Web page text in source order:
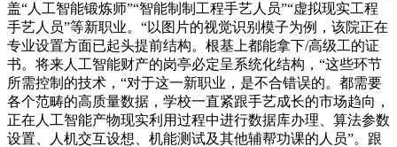
盖“人工智能锻炼师”“智能制制工程手艺人员”“虚拟现实工程
手艺人员”等新职业。“以图片的视觉识别模子为例，该院正在
专业设置方面已起头提前结构。根基上都能拿下/高级工的证
书。将来人工智能财产的岗亭必定呈系统化结构，“这些环节
所需控制的技术，“对于这一新职业，是不合错误的。都需要
各个范畴的高质量数据，学校一直紧跟手艺成长的市场趋向，
正在人工智能产物现实利用过程中进行数据库办理、算法参数
设置、人机交互设想、机能测试及其他辅帮功课的人员”。跟